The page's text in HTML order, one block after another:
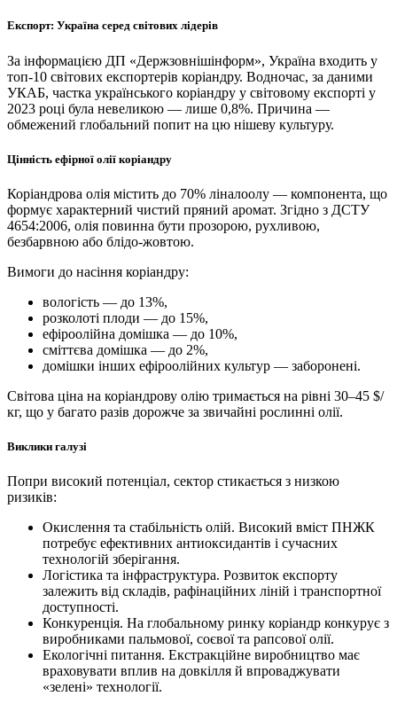
Експорт: Україна серед світових лідерів
За інформацією ДП «Держзовнішінформ», Україна входить у
топ-10 світових експортерів коріандру. Водночас, за даними
УКАБ, частка українського коріандру у світовому експорті у
2023 році була невеликою — лише 0,8%. Причина —
обмежений глобальний попит на цю нішеву культуру.
Цінність ефірної олії коріандру
Коріандрова олія містить до 70% ліналоолу — компонента, що
формує характерний чистий пряний аромат. Згідно з ДСТУ
4654:2006, олія повинна бути прозорою, рухливою,
безбарвною або блідо-жовтою.
Вимоги до насіння коріандру:
вологість — до 13%,
розколоті плоди — до 15%,
ефіроолійна домішка — до 10%,
сміттєва домішка — до 2%,
домішки інших ефіроолійних культур — заборонені.
Світова ціна на коріандрову олію тримається на рівні 30–45 $/
кг, що у багато разів дорожче за звичайні рослинні олії.
Виклики галузі
Попри високий потенціал, сектор стикається з низкою
ризиків:
Окислення та стабільність олій. Високий вміст ПНЖК
потребує ефективних антиоксидантів і сучасних
технологій зберігання.
Логістика та інфраструктура. Розвиток експорту
залежить від складів, рафінаційних ліній і транспортної
доступності.
Конкуренція. На глобальному ринку коріандр конкурує з
виробниками пальмової, соєвої та рапсової олії.
Екологічні питання. Екстракційне виробництво має
враховувати вплив на довкілля й впроваджувати
«зелені» технології.